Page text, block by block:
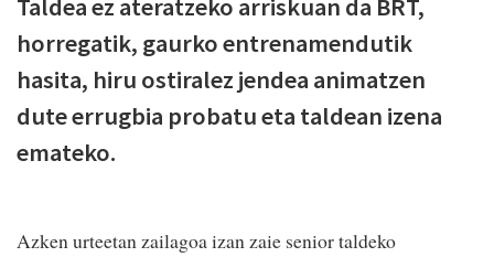
Taldea ez ateratzeko arriskuan da BRT,
horregatik, gaurko entrenamendutik
hasita, hiru ostiralez jendea animatzen
dute errugbia probatu eta taldean izena
emateko.
Azken urteetan zailagoa izan zaie senior taldeko